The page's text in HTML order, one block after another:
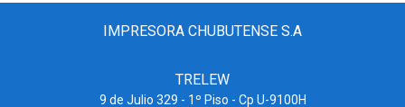
IMPRESORA CHUBUTENSE S.A
TRELEW
9 de Julio 329 - 1º Piso - Cp U-9100H